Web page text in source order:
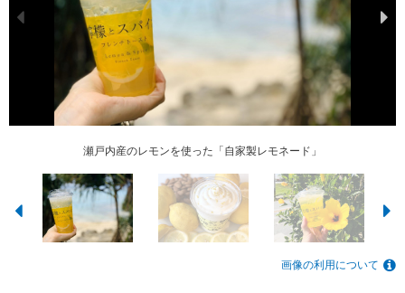
瀬戸内産のレモンを使った「自家製レモネード」
ヨーグルトレモンスムージー登場！
自家製レモネードのテイクアウト専門店
自家製レモネードのテイクアウト専門店
自家製レモネードのテイクアウト専門店
自家製レモネードのテイクアウト専門店
画像の利用について